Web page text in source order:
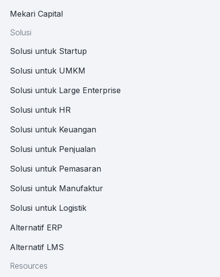
Mekari Capital
Solusi
Solusi untuk Startup
Solusi untuk UMKM
Solusi untuk Large Enterprise
Solusi untuk HR
Solusi untuk Keuangan
Solusi untuk Penjualan
Solusi untuk Pemasaran
Solusi untuk Manufaktur
Solusi untuk Logistik
Alternatif ERP
Alternatif LMS
Resources